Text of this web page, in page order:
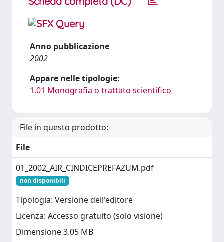
Anno pubblicazione
2002
Appare nelle tipologie:
1.01 Monografia o trattato scientifico
File in questo prodotto:
File
01_2002_AIR_CINDICEPREFAZUM.pdf
non disponibili
Tipologia: Versione dell'editore
Licenza: Accesso gratuito (solo visione)
Dimensione 3.05 MB